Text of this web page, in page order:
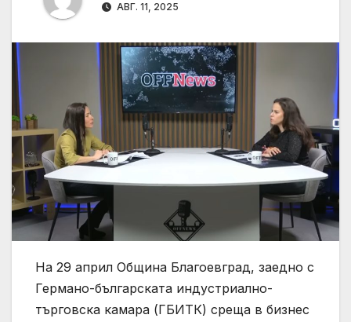
АВГ. 11, 2025
На 29 април Община Благоевград, заедно с
Германо-българската индустриално-
търговска камара (ГБИТК) среща в бизнес